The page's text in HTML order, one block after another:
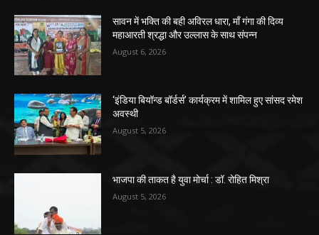
सावन में भक्ति की बही अविरल धारा, माँ गंगा की दिव्य
महाआरती श्रद्धा और उल्लास के साथ संपन्न
August 6, 2026
‘इंडिया बियॉन्ड बॉर्डर्स’ कार्यक्रम में शामिल हुए सांसद रमेश
अवस्थी
August 5, 2026
भाजपा की ताकत है युवा मोर्चा : डॉ. रोहित मिश्रा
August 5, 2026